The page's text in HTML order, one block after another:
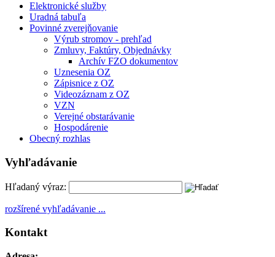
Elektronické služby
Uradná tabuľa
Povinné zverejňovanie
Výrub stromov - prehľad
Zmluvy, Faktúry, Objednávky
Archív FZO dokumentov
Uznesenia OZ
Zápisnice z OZ
Videozáznam z OZ
VZN
Verejné obstarávanie
Hospodárenie
Obecný rozhlas
Vyhľadávanie
Hľadaný výraz:
rozšírené vyhľadávanie ...
Kontakt